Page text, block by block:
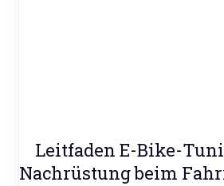
Bike
News
Leitfaden E-Bike-
Nachrüstung beim